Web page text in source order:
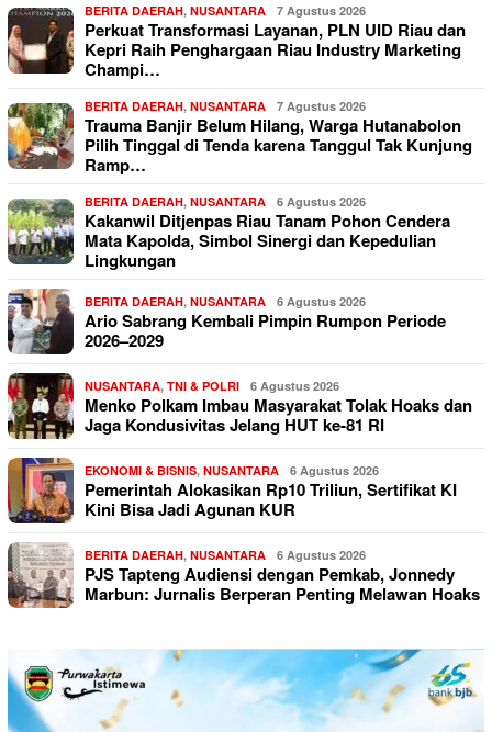
BERITA DAERAH, NUSANTARA 7 Agustus 2026
Perkuat Transformasi Layanan, PLN UID Riau dan
Kepri Raih Penghargaan Riau Industry Marketing
Champi…
BERITA DAERAH, NUSANTARA 7 Agustus 2026
Trauma Banjir Belum Hilang, Warga Hutanabolon
Pilih Tinggal di Tenda karena Tanggul Tak Kunjung
Ramp…
BERITA DAERAH, NUSANTARA 6 Agustus 2026
Kakanwil Ditjenpas Riau Tanam Pohon Cendera
Mata Kapolda, Simbol Sinergi dan Kepedulian
Lingkungan
BERITA DAERAH, NUSANTARA 6 Agustus 2026
Ario Sabrang Kembali Pimpin Rumpon Periode
2026–2029
NUSANTARA, TNI & POLRI 6 Agustus 2026
Menko Polkam Imbau Masyarakat Tolak Hoaks dan
Jaga Kondusivitas Jelang HUT ke-81 RI
EKONOMI & BISNIS, NUSANTARA 6 Agustus 2026
Pemerintah Alokasikan Rp10 Triliun, Sertifikat KI
Kini Bisa Jadi Agunan KUR
BERITA DAERAH, NUSANTARA 6 Agustus 2026
PJS Tapteng Audiensi dengan Pemkab, Jonnedy
Marbun: Jurnalis Berperan Penting Melawan Hoaks